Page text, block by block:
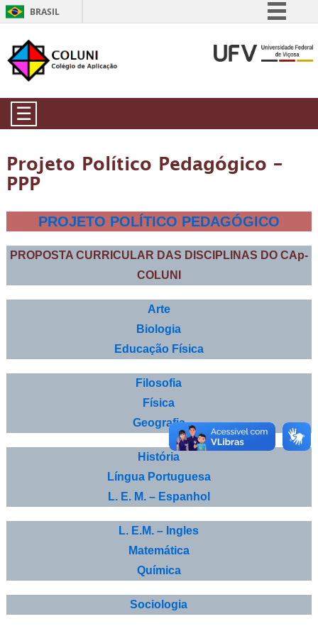
BRASIL
Comunica BR
☰
Projeto Político Pedagógico –
PPP
PROJETO POLÍTICO PEDAGÓGICO
PROPOSTA CURRICULAR DAS DISCIPLINAS DO CAp-
COLUNI
Arte
Biologia
Educação Física
Filosofia
Física
Geografia
História
Língua Portuguesa
L. E. M. – Espanhol
L. E.M. – Ingles
Matemática
Química
Sociologia